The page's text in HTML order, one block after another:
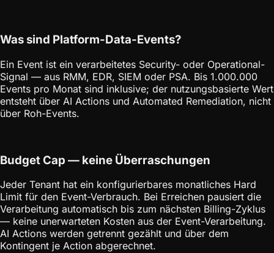
Was sind Platform-Data-Events?
Ein Event ist ein verarbeitetes Security- oder Operational-
Signal — aus RMM, EDR, SIEM oder PSA. Bis 1.000.000
Events pro Monat sind inklusive; der nutzungsbasierte Wert
entsteht über AI Actions und Automated Remediation, nicht
über Roh-Events.
Budget Cap — keine Überraschungen
Jeder Tenant hat ein konfigurierbares monatliches Hard
Limit für den Event-Verbrauch. Bei Erreichen pausiert die
Verarbeitung automatisch bis zum nächsten Billing-Zyklus
— keine unerwarteten Kosten aus der Event-Verarbeitung.
AI Actions werden getrennt gezählt und über dem
Kontingent je Action abgerechnet.